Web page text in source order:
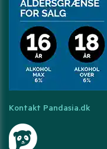
Kontakt Pandasia.dk